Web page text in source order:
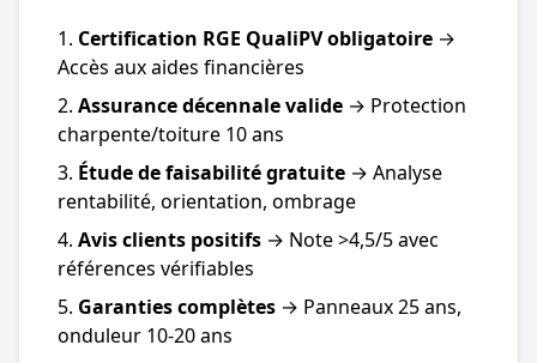
Certification RGE QualiPV obligatoire →
Accès aux aides financières
Assurance décennale valide → Protection
charpente/toiture 10 ans
Étude de faisabilité gratuite → Analyse
rentabilité, orientation, ombrage
Avis clients positifs → Note >4,5/5 avec
références vérifiables
Garanties complètes → Panneaux 25 ans,
onduleur 10-20 ans